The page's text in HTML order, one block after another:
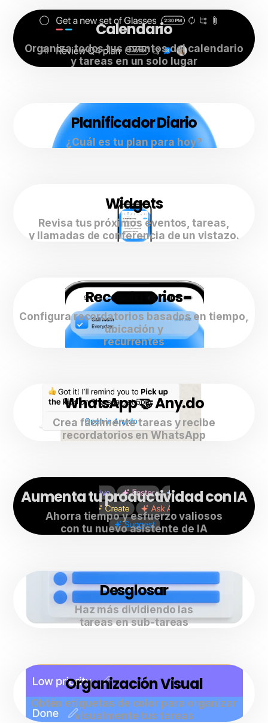
Calendario
Organiza todos tus eventos del calendario
y tareas en un solo lugar
Planificador Diario
¿Cuál es tu plan para hoy?
Widgets
Revisa tus próximos eventos, tareas,
y llamadas de conferencia de un vistazo.
Recordatorios
Configura recordatorios basados en tiempo,
ubicación y
recurrentes
WhatsApp 🤝 Any.do
Crea fácilmente tareas y recibe
recordatorios en WhatsApp
Aumenta tu productividad con IA
Ahorra tiempo y esfuerzo valiosos
con tu nuevo asistente de IA
Desglosar
Haz más dividiendo las
tareas en sub-tareas
Organización Visual
Obtén etiquetas de color para organizar
visualmente tus tareas